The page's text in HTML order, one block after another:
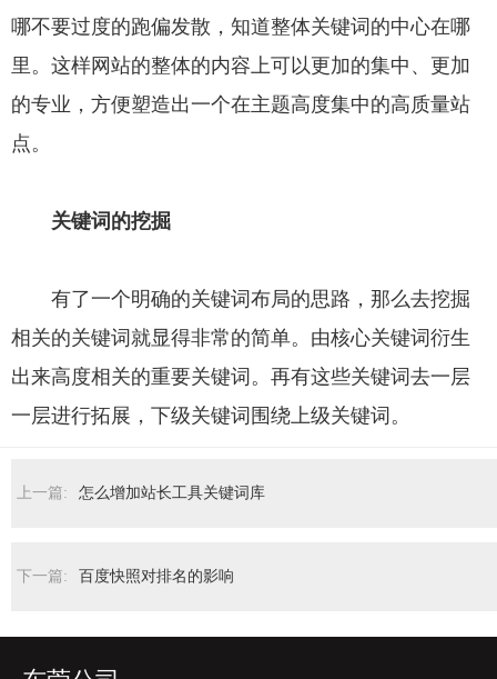
哪不要过度的跑偏发散，知道整体关键词的中心在哪
里。这样网站的整体的内容上可以更加的集中、更加
的专业，方便塑造出一个在主题高度集中的高质量站
点。
关键词的挖掘
有了一个明确的关键词布局的思路，那么去挖掘
相关的关键词就显得非常的简单。由核心关键词衍生
出来高度相关的重要关键词。再有这些关键词去一层
一层进行拓展，下级关键词围绕上级关键词。
上一篇: 怎么增加站长工具关键词库
下一篇: 百度快照对排名的影响